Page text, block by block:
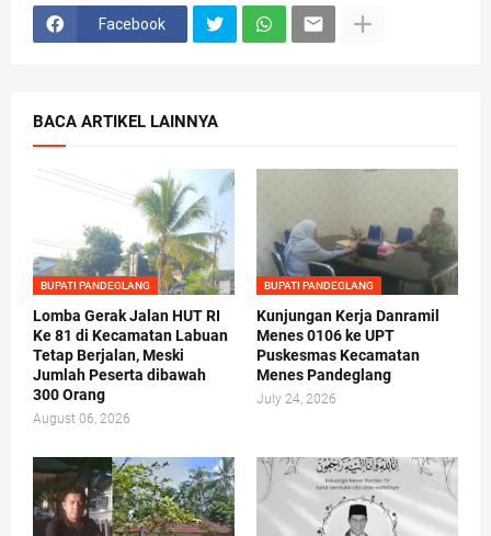
Facebook
BACA ARTIKEL LAINNYA
BUPATI PANDEGLANG
Lomba Gerak Jalan HUT RI
Ke 81 di Kecamatan Labuan
Tetap Berjalan, Meski
Jumlah Peserta dibawah
300 Orang
August 06, 2026
BUPATI PANDEGLANG
Kunjungan Kerja Danramil
Menes 0106 ke UPT
Puskesmas Kecamatan
Menes Pandeglang
July 24, 2026